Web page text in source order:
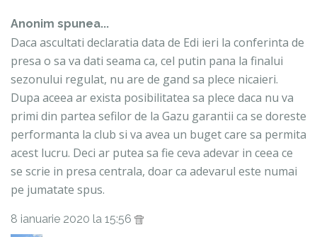
Anonim spunea...
Daca ascultati declaratia data de Edi ieri la conferinta de
presa o sa va dati seama ca, cel putin pana la finalui
sezonului regulat, nu are de gand sa plece nicaieri.
Dupa aceea ar exista posibilitatea sa plece daca nu va
primi din partea sefilor de la Gazu garantii ca se doreste
performanta la club si va avea un buget care sa permita
acest lucru. Deci ar putea sa fie ceva adevar in ceea ce
se scrie in presa centrala, doar ca adevarul este numai
pe jumatate spus.
8 ianuarie 2020 la 15:56